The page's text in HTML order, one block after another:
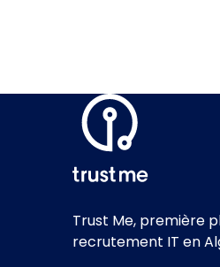
Trust Me, première
recrutement IT en